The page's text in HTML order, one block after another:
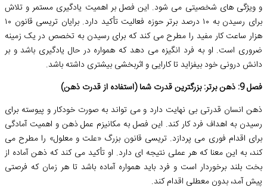
و ویژگی های شخصیتی می شود. این فصل بر اهمیت یادگیری مستمر و تلاش
برای رسیدن به ۱۰ درصد برتر حوزه فعالیت تأکید دارد. برایان تریسی قانون ۱۰
هزار ساعت کار مفید را مطرح می کند که برای رسیدن به تخصص در یک زمینه
ضروری است. او به فرد انگیزه می دهد که همواره در حال یادگیری باشد و بر
دانش درونی خود بیفزاید تا کارایی و اثربخشی بیشتری داشته باشد.
فصل 9: ذهن برتر: بزرگترین قدرت شما (استفاده از قدرت ذهن)
ذهن انسان قدرتی بی نهایت دارد و می تواند به صورت خودکار و پیوسته برای
رسیدن به اهداف فرد کار کند. این فصل به مکانیزم عمل ذهن و اهمیت آمادگی
برای اقدام فوری می پردازد. تریسی قانون بزرگ «علت و معلول» را مطرح می
کند، به این معنا که هر عملی نتیجه ای دارد. او تأکید می کند که ذهن آماده از
بخت بلند برخوردار است و فرد باید همواره آماده باشد تا هر زمان که فرصتی
پیش آمد، بدون معطلی اقدام کند.